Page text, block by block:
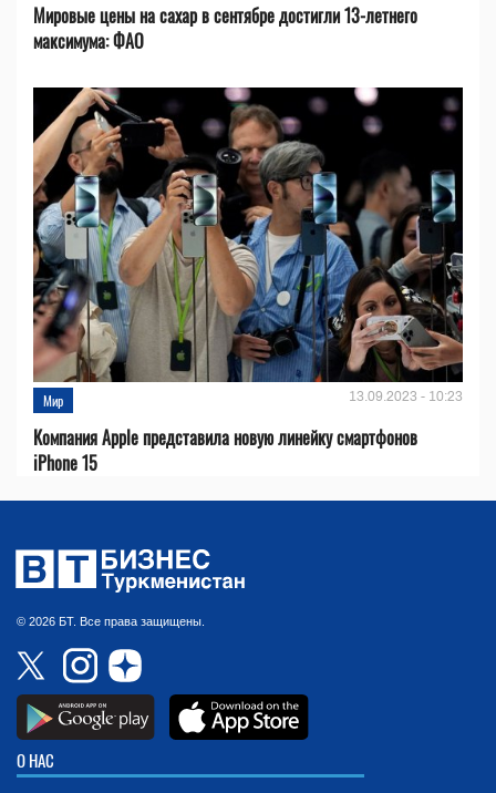
Мировые цены на сахар в сентябре достигли 13-летнего
максимума: ФАО
Мир 13.09.2023 - 10:23
Компания Apple представила новую линейку смартфонов
iPhone 15
© 2026 БТ. Все права защищены.
О НАС